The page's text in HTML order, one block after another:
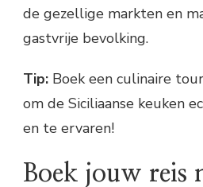
de gezellige markten en
gastvrije bevolking.
Tip: Boek een culinaire
om de Siciliaanse keuken
en te ervaren!
Boek jouw reis